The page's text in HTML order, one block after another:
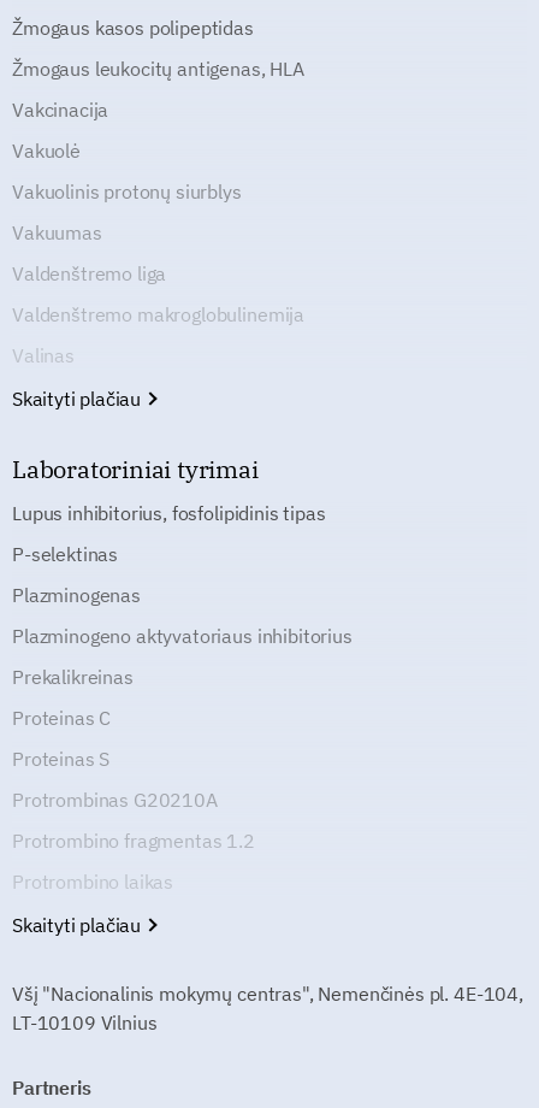
Žmogaus kasos polipeptidas
Žmogaus leukocitų antigenas, HLA
Vakcinacija
Vakuolė
Vakuolinis protonų siurblys
Vakuumas
Valdenštremo liga
Valdenštremo makroglobulinemija
Valinas
Skaityti plačiau
Laboratoriniai tyrimai
Lupus inhibitorius, fosfolipidinis tipas
P-selektinas
Plazminogenas
Plazminogeno aktyvatoriaus inhibitorius
Prekalikreinas
Proteinas C
Proteinas S
Protrombinas G20210A
Protrombino fragmentas 1.2
Protrombino laikas
Skaityti plačiau
Všį "Nacionalinis mokymų centras", Nemenčinės pl. 4E-104,
LT-10109 Vilnius
Partneris